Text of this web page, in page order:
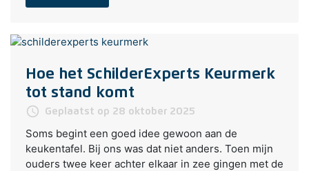
Hoe het SchilderExperts Keurmerk
tot stand komt
access_time Geplaatst op 28 oktober 2025
Soms begint een goed idee gewoon aan de
keukentafel. Bij ons was dat niet anders. Toen mijn
ouders twee keer achter elkaar in zee gingen met de